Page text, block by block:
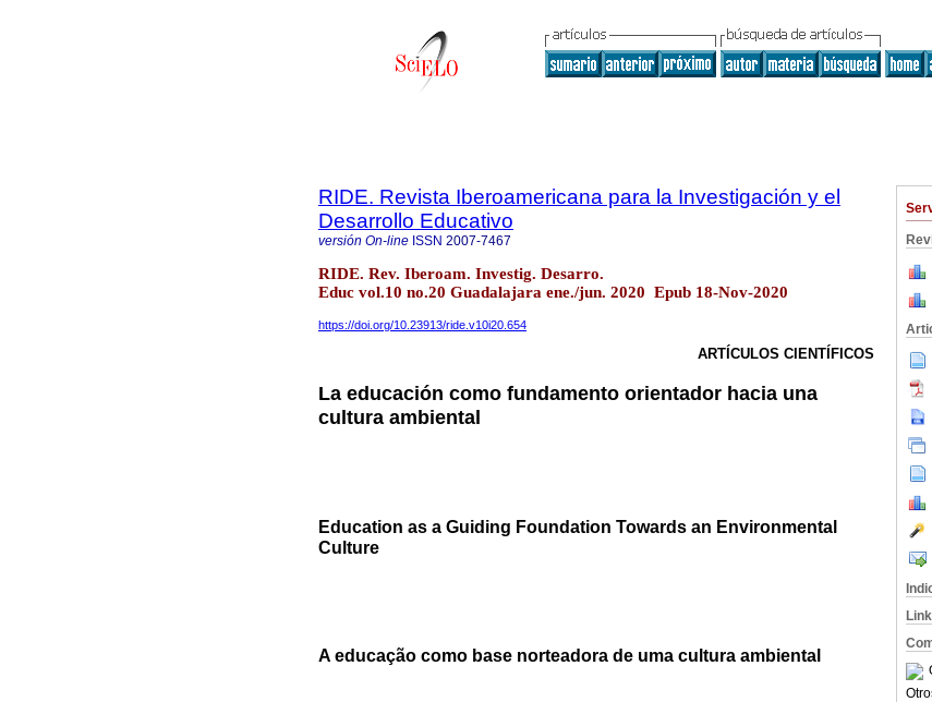
RIDE. Revista Iberoamericana para la Investigación y el
Desarrollo Educativo
versión On-line ISSN 2007-7467
RIDE. Rev. Iberoam. Investig. Desarro.
Educ vol.10 no.20 Guadalajara ene./jun. 2020 Epub 18-Nov-2020
https://doi.org/10.23913/ride.v10i20.654
ARTÍCULOS CIENTÍFICOS
La educación como fundamento orientador hacia una
cultura ambiental
Education as a Guiding Foundation Towards an Environmental
Culture
A educação como base norteadora de uma cultura ambiental